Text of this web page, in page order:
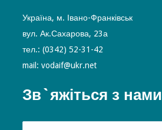
Україна, м. Івано-Франківськ
вул. Ак.Сахарова, 23а
тел.: (0342) 52-31-42
mail: vodaif@ukr.net
Зв`яжіться з нами